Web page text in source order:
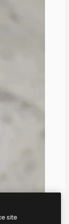
site